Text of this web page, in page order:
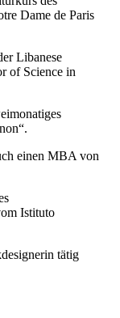
Dame de Paris
Libanese
of Science in
einen MBA von
Istituto
tätig